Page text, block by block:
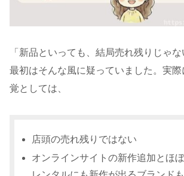
「新品といっても、結局売れ残りじゃな
最初はそんな風に疑っていました。実
覚としては、
店頭の売れ残りではない
オンラインサイトの新作追加とほぼ